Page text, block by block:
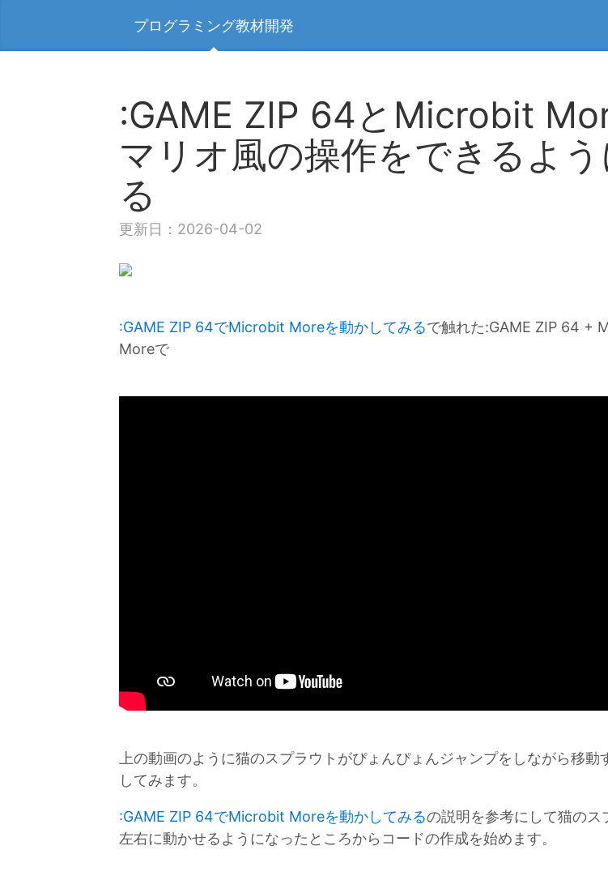
プログラミング教材開発
:GAME ZIP 64とMicrobit
マリオ風の操作をできるよ
る
更新日：2026-04-02
:GAME ZIP 64でMicrobit Moreを動かしてみるで触れた:GAME ZIP 64 +
Moreで
上の動画のように猫のスプラウトがぴょんぴょんジャンプをしながら移動
してみます。
:GAME ZIP 64でMicrobit Moreを動かしてみるの説明を参考にして猫のス
左右に動かせるようになったところからコードの作成を始めます。